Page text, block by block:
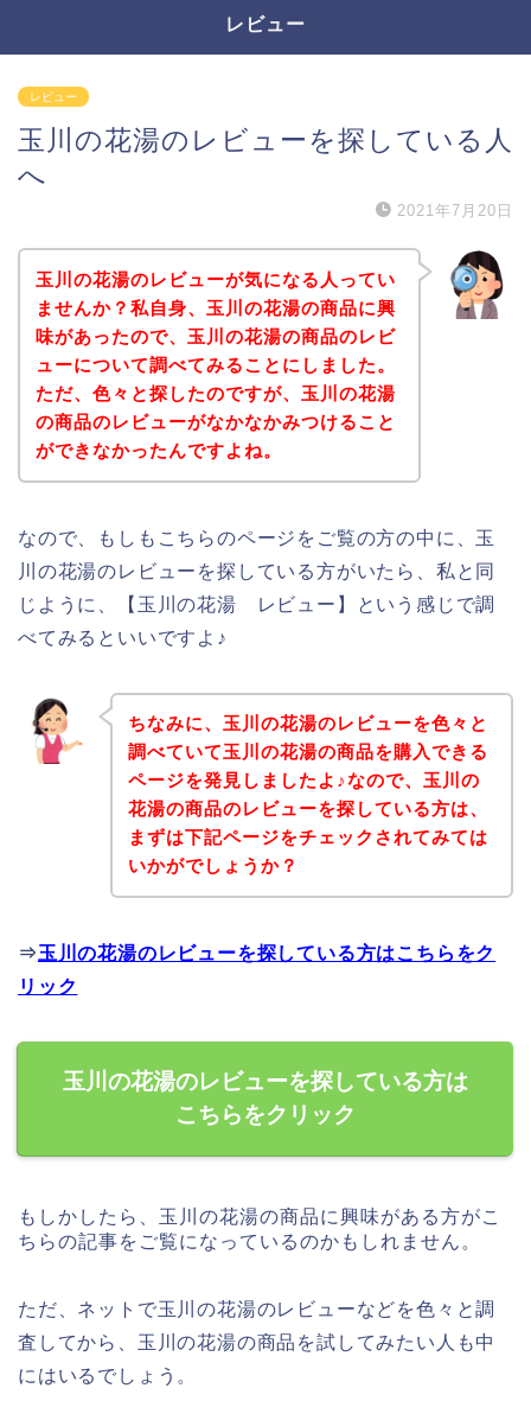
レビュー
レビュー
玉川の花湯のレビューを探している人
へ
2021年7月20日
玉川の花湯のレビューが気になる人ってい
ませんか？私自身、玉川の花湯の商品に興
味があったので、玉川の花湯の商品のレビ
ューについて調べてみることにしました。
ただ、色々と探したのですが、玉川の花湯
の商品のレビューがなかなかみつけること
ができなかったんですよね。
なので、もしもこちらのページをご覧の方の中に、玉
川の花湯のレビューを探している方がいたら、私と同
じように、【玉川の花湯 レビュー】という感じで調
べてみるといいですよ♪
ちなみに、玉川の花湯のレビューを色々と
調べていて玉川の花湯の商品を購入できる
ページを発見しましたよ♪なので、玉川の
花湯の商品のレビューを探している方は、
まずは下記ページをチェックされてみては
いかがでしょうか？
⇒玉川の花湯のレビューを探している方はこちらをク
リック
玉川の花湯のレビューを探している方は
こちらをクリック
もしかしたら、玉川の花湯の商品に興味がある方がこ
ちらの記事をご覧になっているのかもしれません。
ただ、ネットで玉川の花湯のレビューなどを色々と調
査してから、玉川の花湯の商品を試してみたい人も中
にはいるでしょう。